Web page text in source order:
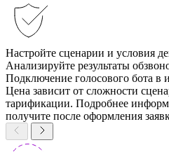
Настройте сценарии и условия
Анализируйте результаты
Подключение голосового бота в
Цена зависит от сложности
тарификации. Подробнее
получите после оформления